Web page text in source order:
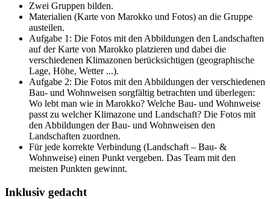
Zwei Gruppen bilden.
Materialien (Karte von Marokko und Fotos) an die Gruppe
austeilen.
Aufgabe 1: Die Fotos mit den Abbildungen den Landschaften
auf der Karte von Marokko platzieren und dabei die
verschiedenen Klimazonen berücksichtigen (geographische
Lage, Höhe, Wetter ...).
Aufgabe 2: Die Fotos mit den Abbildungen der verschiedenen
Bau- und Wohnweisen sorgfältig betrachten und überlegen:
Wo lebt man wie in Marokko? Welche Bau- und Wohnweise
passt zu welcher Klimazone und Landschaft? Die Fotos mit
den Abbildungen der Bau- und Wohnweisen den
Landschaften zuordnen.
Für jede korrekte Verbindung (Landschaft – Bau- &
Wohnweise) einen Punkt vergeben. Das Team mit den
meisten Punkten gewinnt.
Inklusiv gedacht